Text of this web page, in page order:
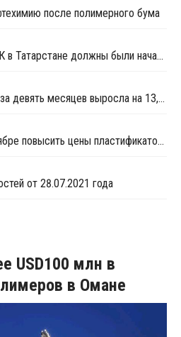
после полимерного бума
Строительство завода ТФК в Татарстане должны были начать в конце 2024 года
Чистая прибыль Татнефти за девять месяцев выросла на 13,3%
Eastman планирует в сентябре повысить цены пластификаторов в США
от 28.07.2021 года
USD100 млн в
в Омане